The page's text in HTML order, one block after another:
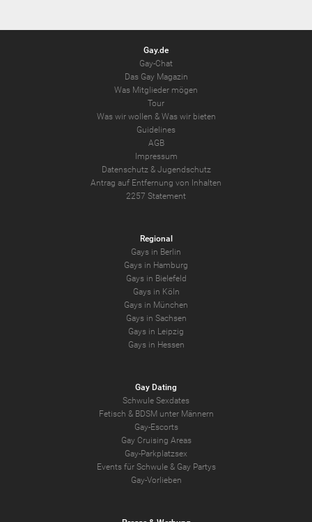
Gay.de
Gay-Chat
Das Gay Magazin
Was Mitglieder mögen
Tour
Was wir wollen & Was wir bieten
Guidelines
AGB
Impressum
Datenschutz& Jugendschutz
Antrag auf Entfernung von Inhalten
2257 Statement
Regional
Gays in Berlin
Gays in Hamburg
Gays in Bielefeld
Gays in Köln
Gays in München
Gays in Sachsen
Gays in Leipzig
Gays in Hessen
Gay Dating
Schwule Sexdates
Fetisch & BDSM unter Männern
Gay-Escorts
Gay Cruising Areas
Gay-Parkplatzsex
Events für Schwule & Gay Partys
Gay-Vorlieben